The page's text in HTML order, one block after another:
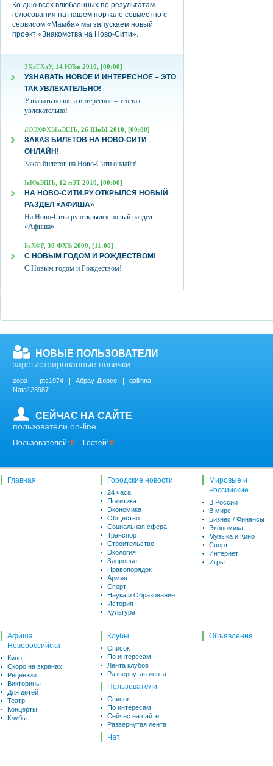
Ко дню всех влюбленных по результатам
голосования на нашем портале совместно с
сервисом «Мамба» мы запускаем новый
проект «Знакомства на Ново-Сити».
ЗХвТХаУ, 14 ЮЪв 2010, [00:00]
УЗНАВАТЬ НОВОЕ И ИНТЕРЕСНОЕ – ЭТО
ТАК УВЛЕКАТЕЛЬНО!
Узнавать новое и интересное – это так
увлекательно!
їЮЭХФХЫмЭШЪ, 26 ШоЫ 2010, [00:00]
ЗАКАЗ БИЛЕТОВ НА НОВО-СИТИ
ОНЛАЙН!
Заказ билетов на Ново-Сити онлайн!
ІвЮаЭШЪ, 12 пЭТ 2010, [00:00]
НА НОВО-СИТИ.РУ ОТКРЫЛСЯ НОВЫЙ
РАЗДЕЛ «АФИША»
На Ново-Сити.ру открылся новый раздел
«Афиша»
БаХФР, 30 ФХЪ 2009, [11:00]
С НОВЫМ ГОДОМ И РОЖДЕСТВОМ!
С Новым годом и Рождеством!
НОВЫЕ ПОЛЬЗОВАТЕЛИ
зарегистрированные новички
zopa ptc1974 Абрау-Дюрсо
gallinna
Nata123987
СЕЙЧАС НА САЙТЕ
пользователи on-line
Пользователей: 0 Гостей: 0
Главная Городские новости
24 часа
Политика
Экономика
Общество
Социальная сфера
Транспорт
Строительство
Экология
Здоровье
Правопорядок
Армия
Спорт
Наука и Образование
История
Культура
Мировые и
Российские
В России
В мире
Бизнес / Финансы
Экономика
Музыка и Кино
Спорт
Интернет
Игры
Афиша
Новороссийска
Кино
Скоро на экранах
Рецензии
Викторины
Для детей
Театр
Концерты
Клубы
Клубы
Список
По интересам
Лента клубов
Развернутая лента
Пользователи
Список
По интересам
Сейчас на сайте
Развернутая лента
Чат
Объявления